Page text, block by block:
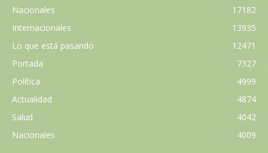
Nacionales
17182
Internacionales
13935
Lo que está pasando
12471
Portada
7327
Política
4999
Actualidad
4874
Salud
4042
Nacionales
4009